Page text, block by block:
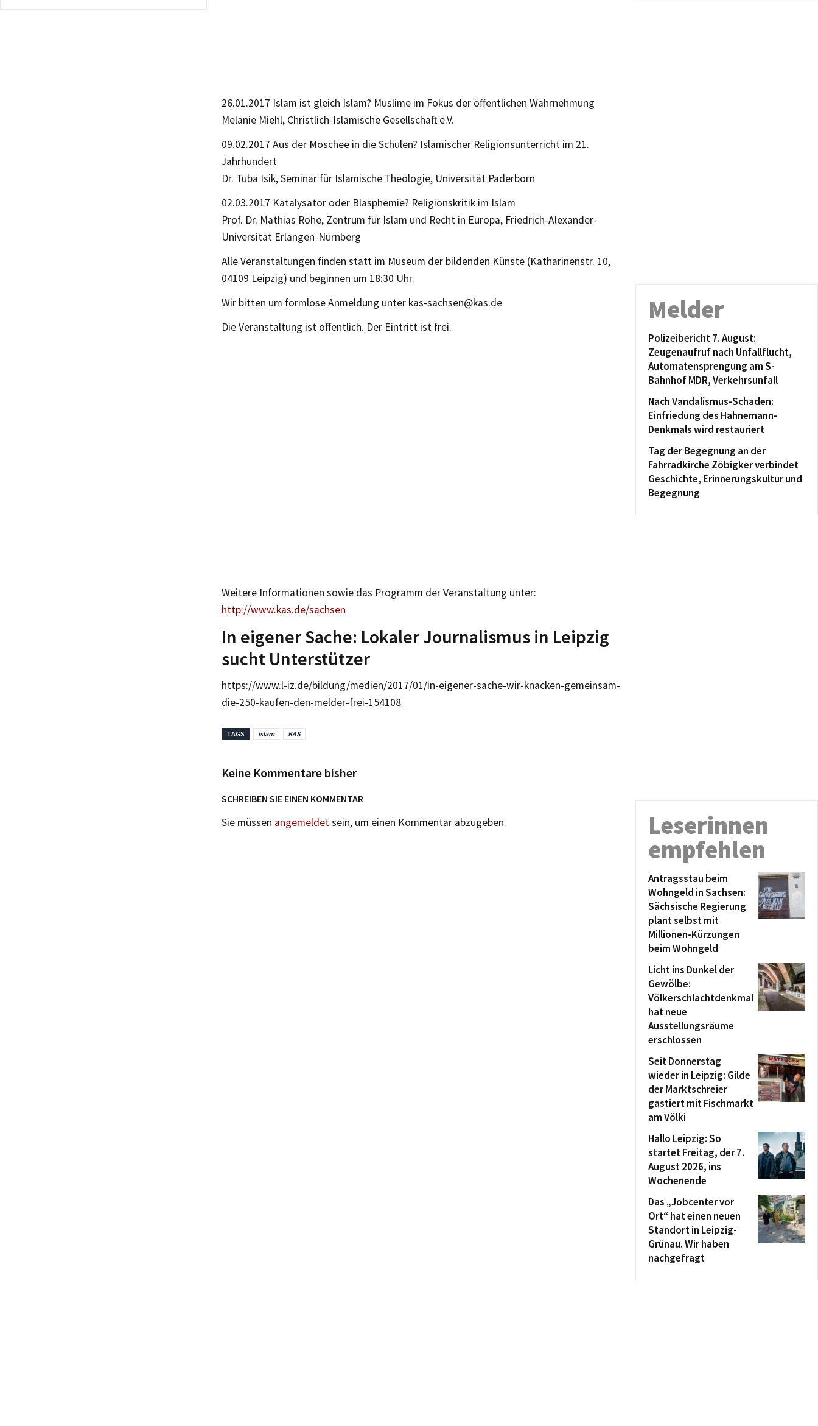
26.01.2017 Islam ist gleich Islam? Muslime im Fokus der öffentlichen Wahrnehmung
Melanie Miehl, Christlich-Islamische Gesellschaft e.V.
09.02.2017 Aus der Moschee in die Schulen? Islamischer Religionsunterricht im 21.
Jahrhundert
Dr. Tuba Isik, Seminar für Islamische Theologie, Universität Paderborn
02.03.2017 Katalysator oder Blasphemie? Religionskritik im Islam
Prof. Dr. Mathias Rohe, Zentrum für Islam und Recht in Europa, Friedrich-Alexander-
Universität Erlangen-Nürnberg
Alle Veranstaltungen finden statt im Museum der bildenden Künste (Katharinenstr. 10,
04109 Leipzig) und beginnen um 18:30 Uhr.
Wir bitten um formlose Anmeldung unter kas-sachsen@kas.de
Die Veranstaltung ist öffentlich. Der Eintritt ist frei.
Weitere Informationen sowie das Programm der Veranstaltung unter:
http://www.kas.de/sachsen
In eigener Sache: Lokaler Journalismus in Leipzig
sucht Unterstützer
https://www.l-iz.de/bildung/medien/2017/01/in-eigener-sache-wir-knacken-gemeinsam-
die-250-kaufen-den-melder-frei-154108
TAGS Islam KAS
Keine Kommentare bisher
SCHREIBEN SIE EINEN KOMMENTAR
Sie müssen angemeldetsein, um einen Kommentar abzugeben.
Melder
Polizeibericht 7. August:
Zeugenaufruf nach Unfallflucht,
Automatensprengung am S-
Bahnhof MDR, Verkehrsunfall
Nach Vandalismus-Schaden:
Einfriedung des Hahnemann-
Denkmals wird restauriert
Tag der Begegnung an der
Fahrradkirche Zöbigker verbindet
Geschichte, Erinnerungskultur und
Begegnung
Leserinnen
empfehlen
Antragsstau beim
Wohngeld in Sachsen:
Sächsische Regierung
plant selbst mit
Millionen-Kürzungen
beim Wohngeld
Licht ins Dunkel der
Gewölbe:
Völkerschlachtdenkmal
hat neue
Ausstellungsräume
erschlossen
Seit Donnerstag
wieder in Leipzig: Gilde
der Marktschreier
gastiert mit Fischmarkt
am Völki
Hallo Leipzig: So
startet Freitag, der 7.
August 2026, ins
Wochenende
Das „Jobcenter vor
Ort“ hat einen neuen
Standort in Leipzig-
Grünau. Wir haben
nachgefragt